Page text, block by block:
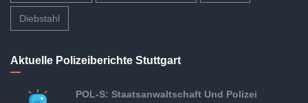
Diebstahl
Aktuelle Polizeiberichte Stuttgart
POL-S: Staatsanwaltschaft Und Polizei